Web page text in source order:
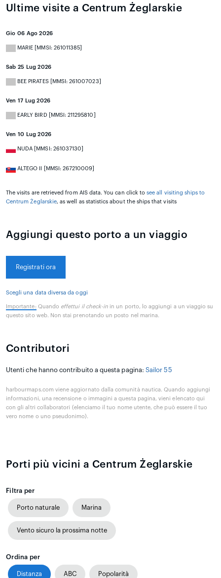
Ultime visite a Centrum Żeglarskie
Gio 06 Ago 2026
MARIE [MMSI: 261011385]
Sab 25 Lug 2026
BEE PIRATES [MMSI: 261007023]
Ven 17 Lug 2026
EARLY BIRD [MMSI: 211295810]
Ven 10 Lug 2026
NUDA [MMSI: 261037130]
ALTEGO II [MMSI: 267210009]
The visits are retrieved from AIS data. You can click tosee all visiting ships to
Centrum Żeglarskie, as well as statistics about the ships that visits
Aggiungi questo porto a un viaggio
Registrati ora
Scegli una data diversa da oggi
Importante: Quando effettui il check-in in un porto, lo aggiungi a un viaggio su
questo sito web. Non stai prenotando un posto nel marina.
Contributori
Utenti che hanno contribuito a questa pagina: Sailor 55
harbourmaps.com viene aggiornato dalla comunità nautica. Quando aggiungi
informazioni, una recensione o immagini a questa pagina, vieni elencato qui
con gli altri collaboratori (elenciamo il tuo nome utente, che può essere il tuo
vero nome o uno pseudonimo).
Porti più vicini a Centrum Żeglarskie
Filtra per
Porto naturale Marina
Vento sicuro la prossima notte
Ordina per
Distanza ABC Popolarità